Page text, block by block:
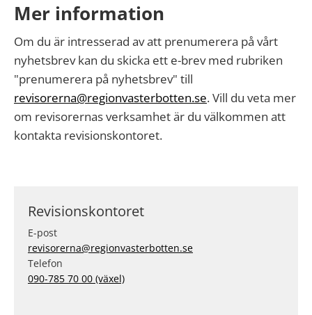
Mer information
Om du är intresserad av att prenumerera på vårt
nyhetsbrev kan du skicka ett e-brev med rubriken
"prenumerera på nyhetsbrev" till
revisorerna@regionvasterbotten.se. Vill du veta mer
om revisorernas verksamhet är du välkommen att
kontakta revisionskontoret.
Revisionskontoret
E-post
revisorerna@regionvasterbotten.se
Telefon
090-785 70 00 (växel)